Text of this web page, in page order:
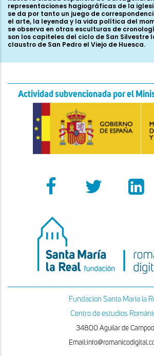
Actividad subvencionada por el
Fundacion Santa Maria la
Centro de estudios
34800 Aguilar de Campoo